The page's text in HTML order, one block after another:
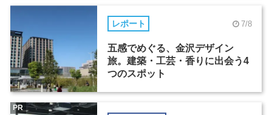
レポート 7/8
五感でめぐる、金沢デザイン
旅。建築・工芸・香りに出会う4
つのスポット
PR